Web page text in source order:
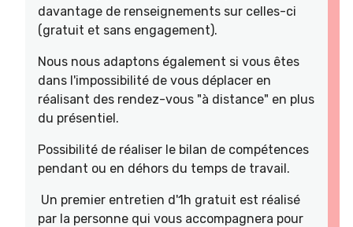
davantage de renseignements sur celles-ci
(gratuit et sans engagement).
Nous nous adaptons également si vous êtes
dans l'impossibilité de vous déplacer en
réalisant des rendez-vous "à distance" en plus
du présentiel.
Possibilité de réaliser le bilan de compétences
pendant ou en déhors du temps de travail.
Un premier entretien d'1h gratuit est réalisé
par la personne qui vous accompagnera pour